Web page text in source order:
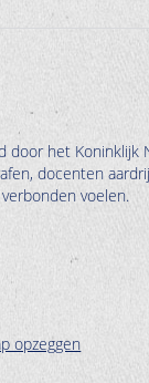
door het Koninklijk
docenten
voelen.
opzeggen